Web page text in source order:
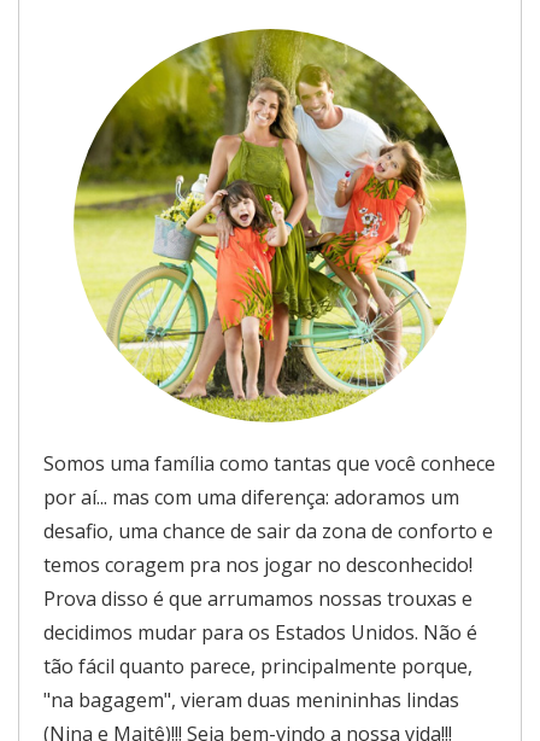
Somos uma família como tantas que você conhece
por aí... mas com uma diferença: adoramos um
desafio, uma chance de sair da zona de conforto e
temos coragem pra nos jogar no desconhecido!
Prova disso é que arrumamos nossas trouxas e
decidimos mudar para os Estados Unidos. Não é
tão fácil quanto parece, principalmente porque,
"na bagagem", vieram duas menininhas lindas
(Nina e Maitê)!!! Seja bem-vindo a nossa vida!!!